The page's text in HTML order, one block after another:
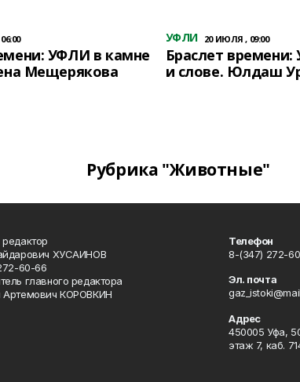
УФЛИ в камне
Мещерякова
УФЛИ 20 ИЮЛЯ , 09:00
Браслет
и слове. Юлдаш
Рубрика "Животные"
ХУСАИНОВ
60-66
главного редактора
Артемович КОРОВКИН
Телефон
8-(347) 272-
Эл. почта
Адрес
450005 Уфа,
этаж 7, каб.